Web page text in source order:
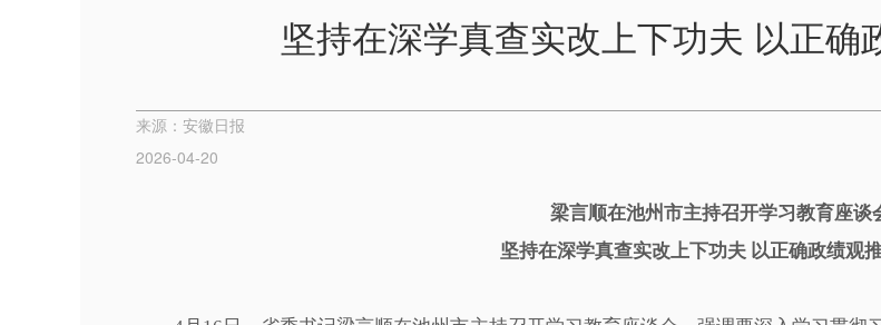
坚持在深学真查实改上下功夫 以正确
来源：安徽日报
2026-04-20
梁言顺在池州市主持召开学习教育座谈
坚持在深学真查实改上下功夫 以正确政绩观